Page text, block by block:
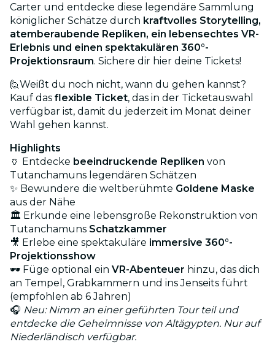
Carter und entdecke diese legendäre Sammlung
königlicher Schätze durch kraftvolles Storytelling,
atemberaubende Repliken, ein lebensechtes VR-
Erlebnis und einen spektakulären 360°-
Projektionsraum. Sichere dir hier deine Tickets!
🙋Weißt du noch nicht, wann du gehen kannst?
Kauf das flexible Ticket, das in der Ticketauswahl
verfügbar ist, damit du jederzeit im Monat deiner
Wahl gehen kannst.
Highlights
🏺 Entdecke beeindruckende Repliken von
Tutanchamuns legendären Schätzen
✨ Bewundere die weltberühmte Goldene Maske
aus der Nähe
🏛 Erkunde eine lebensgroße Rekonstruktion von
Tutanchamuns Schatzkammer
🎥 Erlebe eine spektakuläre immersive 360°-
Projektionsshow
🕶 Füge optional ein VR-Abenteuer hinzu, das dich
an Tempel, Grabkammern und ins Jenseits führt
(empfohlen ab 6 Jahren)
🎧 Neu: Nimm an einer geführten Tour teil und
entdecke die Geheimnisse von Altägypten. Nur auf
Niederländisch verfügbar.